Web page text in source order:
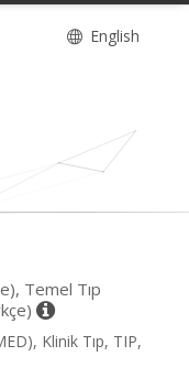
English
Temel Tıp
Klinik Tıp, TIP,